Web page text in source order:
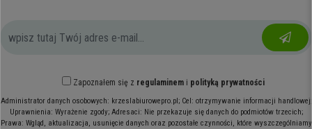
Zapoznałem się z regulaminemi polityką prywatności
Administrator danych osobowych: krzeslabiurowepro.pl; Cel: otrzymywanie informacji handlowej;
Uprawnienia: Wyrażenie zgody; Adresaci: Nie przekazuje się danych do podmiotów trzecich;
Prawa: Wgląd, aktualizacja, usunięcie danych oraz pozostałe czynności, które wyszczególniamy